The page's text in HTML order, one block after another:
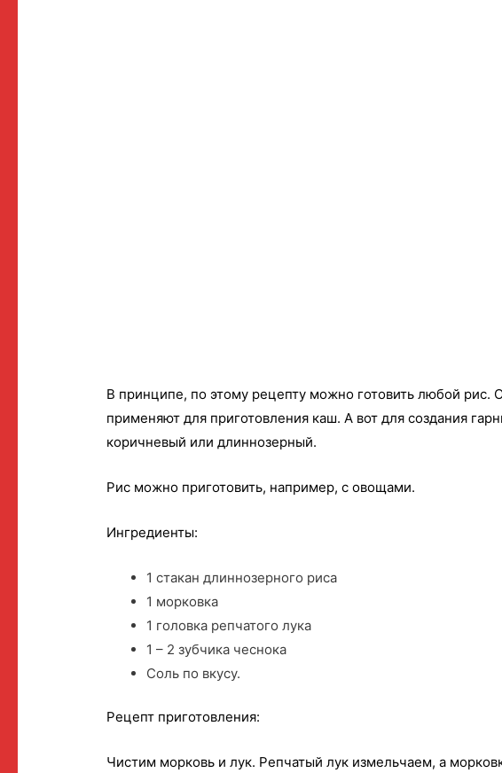
В принципе, по этому рецепту можно готовить любой рис.
применяют для приготовления каш. А вот для создания
коричневый или длиннозерный.
Рис можно приготовить, например, с овощами.
Ингредиенты:
1 стакан длиннозерного риса
1 морковка
1 головка репчатого лука
1 – 2 зубчика чеснока
Соль по вкусу.
Рецепт приготовления:
Чистим морковь и лук. Репчатый лук измельчаем, а